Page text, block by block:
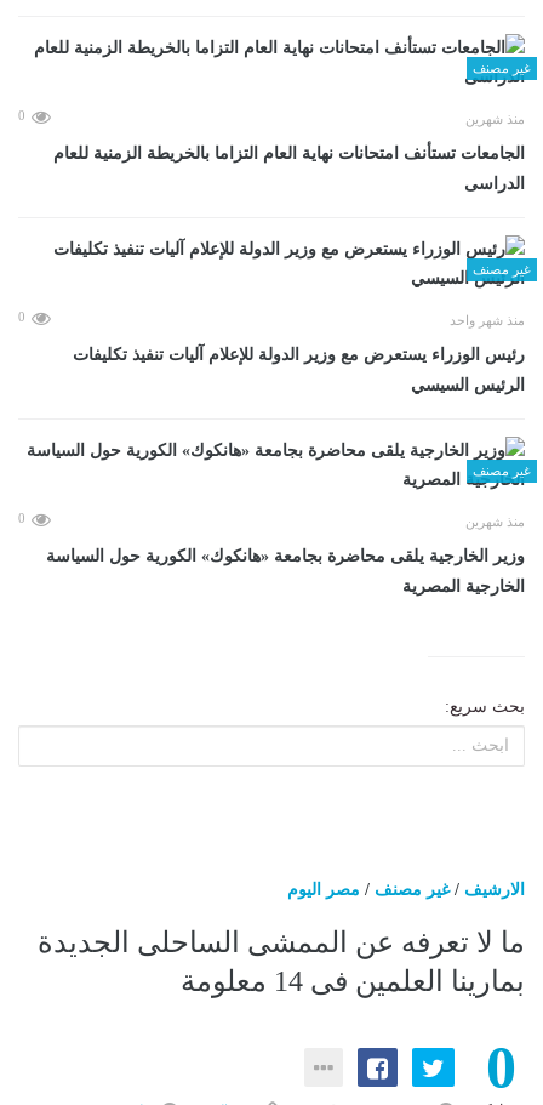
غير مصنف
منذ شهرين 0
الجامعات تستأنف امتحانات نهاية العام التزاما بالخريطة الزمنية للعام
الدراسى
غير مصنف
منذ شهر واحد 0
رئيس الوزراء يستعرض مع وزير الدولة للإعلام آليات تنفيذ تكليفات
الرئيس السيسي
غير مصنف
منذ شهرين 0
وزير الخارجية يلقى محاضرة بجامعة «هانكوك» الكورية حول السياسة
الخارجية المصرية
بحث سريع:
الارشيف /غير مصنف / مصر اليوم
ما لا تعرفه عن الممشى الساحلى الجديدة
بمارينا العلمين فى 14 معلومة
0